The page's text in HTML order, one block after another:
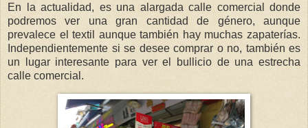
En la actualidad, es una alargada calle comercial donde
podremos ver una gran cantidad de género, aunque
prevalece el textil aunque también hay muchas zapaterías.
Independientemente si se desee comprar o no, también es
un lugar interesante para ver el bullicio de una estrecha
calle comercial.